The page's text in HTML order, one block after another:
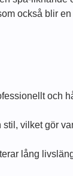
också blir
och
vilket gör
lång